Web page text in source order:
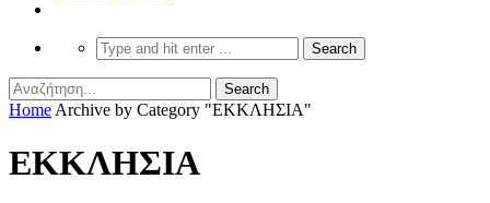
Home Archive by Category "ΕΚΚΛΗΣΙΑ"
ΕΚΚΛΗΣΙΑ